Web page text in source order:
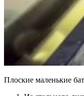
Плоские маленькие